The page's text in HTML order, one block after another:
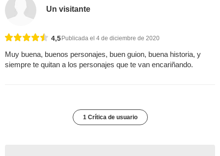
Un visitante
4,5Publicada el 4 de diciembre de 2020
Muy buena, buenos personajes, buen guion, buena historia, y
siempre te quitan a los personajes que te van encariñando.
1 Crítica de usuario